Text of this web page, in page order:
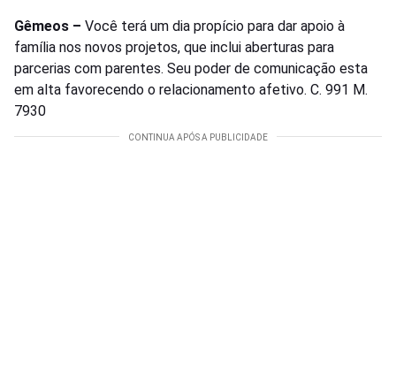
Gêmeos – Você terá um dia propício para dar apoio à
família nos novos projetos, que inclui aberturas para
parcerias com parentes. Seu poder de comunicação esta
em alta favorecendo o relacionamento afetivo. C. 991 M.
7930